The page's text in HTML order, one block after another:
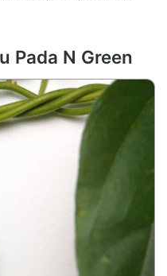
Pada N Green